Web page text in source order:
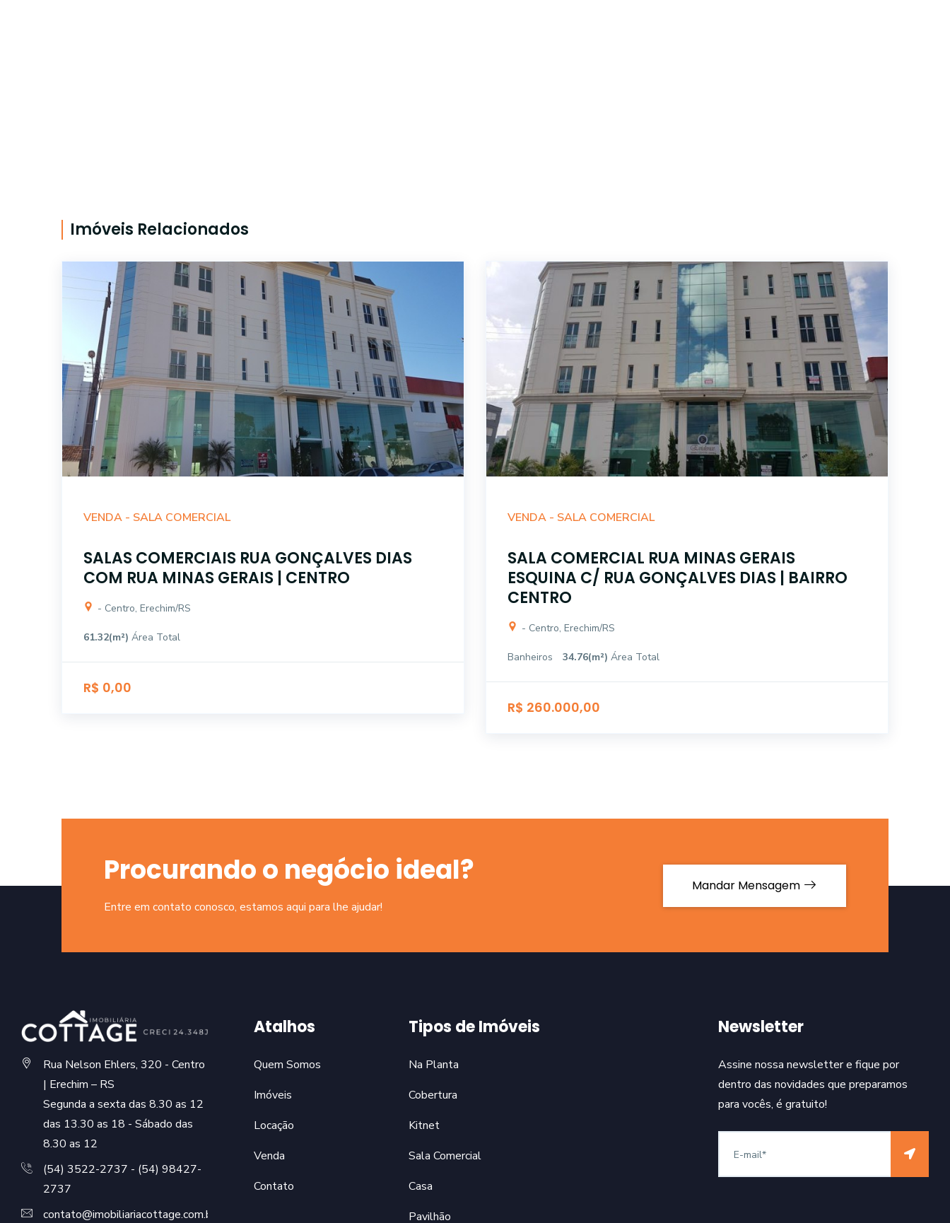
Imóveis Relacionados
VENDA - SALA COMERCIAL
SALAS COMERCIAIS RUA GONÇALVES DIAS
COM RUA MINAS GERAIS | CENTRO
- Centro, Erechim/RS
61.32(m²) Área Total
R$ 0,00
VENDA - SALA COMERCIAL
SALA COMERCIAL RUA MINAS GERAIS
ESQUINA C/ RUA GONÇALVES DIAS | BAIRRO
CENTRO
- Centro, Erechim/RS
Banheiros 34.76(m²) Área Total
R$ 260.000,00
Procurando o negócio ideal?
Entre em contato conosco, estamos aqui para lhe ajudar!
Mandar Mensagem
Rua Nelson Ehlers, 320 - Centro
| Erechim – RS
Segunda a sexta das 8.30 as 12
das 13.30 as 18 - Sábado das
8.30 as 12
(54) 3522-2737 - (54) 98427-
2737
contato@imobiliariacottage.com.br
Atalhos
Quem Somos
Imóveis
Locação
Venda
Contato
Tipos de Imóveis
Na Planta
Cobertura
Kitnet
Sala Comercial
Casa
Pavilhão
Newsletter
Assine nossa newsletter e fique por
dentro das novidades que preparamos
para vocês, é gratuito!